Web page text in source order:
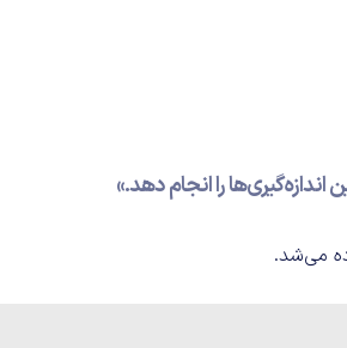
اندازه‌گیری‌ها را انجام دهد.»
می‌شد.